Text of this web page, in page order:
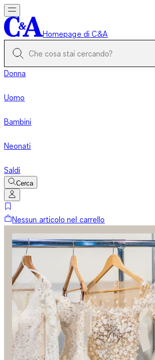
Homepage di C&A
Donna
Uomo
Bambini
Neonati
Saldi
Cerca
Nessun articolo nel carrello